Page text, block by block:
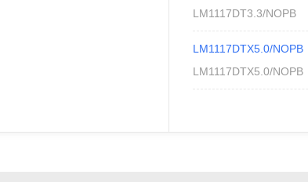
LM1117DT3.3/NOPB
LM1117DTX5.0/NOPB
LM1117DTX5.0/NOPB